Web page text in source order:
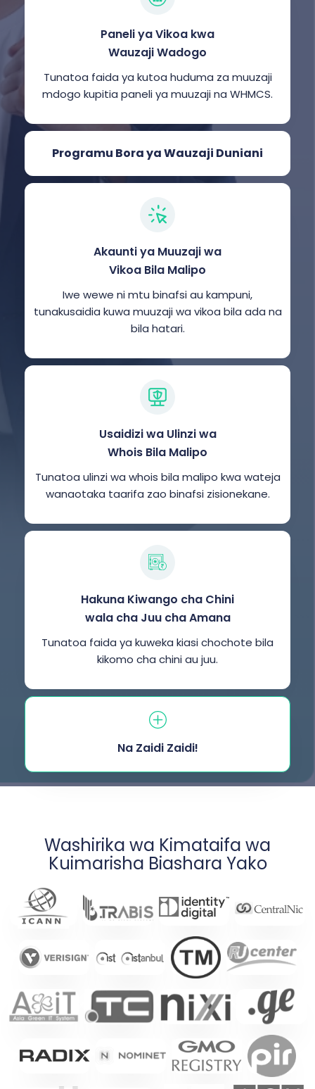
Paneli ya Vikoa kwa
Wauzaji Wadogo
Tunatoa faida ya kutoa huduma za muuzaji
mdogo kupitia paneli ya muuzaji na WHMCS.
Programu Bora ya Wauzaji Duniani
Akaunti ya Muuzaji wa
Vikoa Bila Malipo
Iwe wewe ni mtu binafsi au kampuni,
tunakusaidia kuwa muuzaji wa vikoa bila ada na
bila hatari.
Usaidizi wa Ulinzi wa
Whois Bila Malipo
Tunatoa ulinzi wa whois bila malipo kwa wateja
wanaotaka taarifa zao binafsi zisionekane.
Hakuna Kiwango cha Chini
wala cha Juu cha Amana
Tunatoa faida ya kuweka kiasi chochote bila
kikomo cha chini au juu.
Na Zaidi Zaidi!
Washirika wa Kimataifa wa
Kuimarisha Biashara Yako